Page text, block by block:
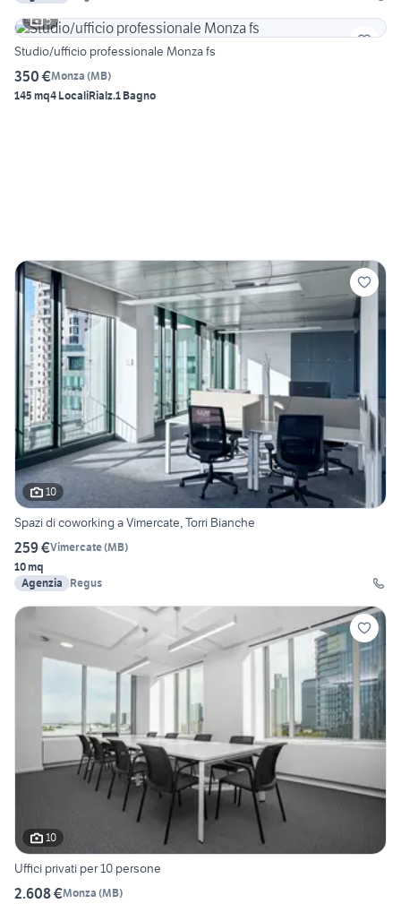
5
Studio/ufficio professionale Monza fs
350 €Monza (MB)
145 mq4 LocaliRialz.1 Bagno
10
Spazi di coworking a Vimercate, Torri Bianche
259 €Vimercate(MB)
10 mq
Agenzia
Regus
10
Uffici privati per 10 persone
2.608 €Monza (MB)